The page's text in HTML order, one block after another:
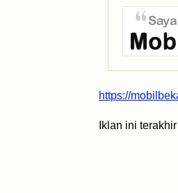
https://
Iklan ini